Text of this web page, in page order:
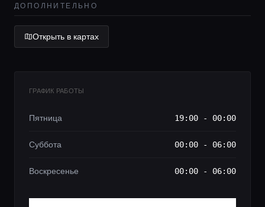
Lifestyle журнал
ДОПОЛНИТЕЛЬНО
Открыть в картах
ГРАФИК РАБОТЫ
Пятница 19:00 - 00:00
Суббота 00:00 - 06:00
Воскресенье 00:00 - 06:00